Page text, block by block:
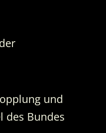
und
des Bundes